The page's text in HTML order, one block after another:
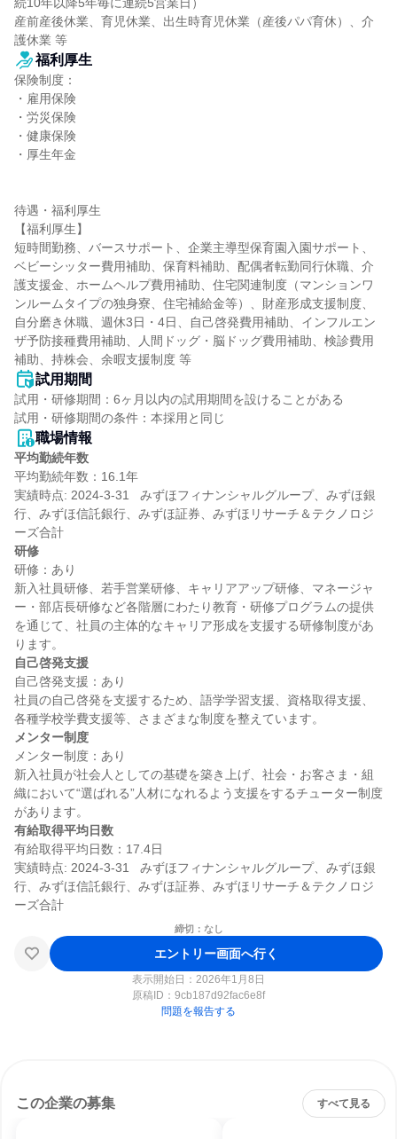
産前産後休業、育児休業、出生時育児休業（産後パパ育休）、介
護休業 等
福利厚生
保険制度：
・雇用保険
・労災保険
・健康保険
・厚生年金
待遇・福利厚生
【福利厚生】
短時間勤務、バースサポート、企業主導型保育園入園サポート、
ベビーシッター費用補助、保育料補助、配偶者転勤同行休職、介
護支援金、ホームヘルプ費用補助、住宅関連制度（マンションワ
ンルームタイプの独身寮、住宅補給金等）、財産形成支援制度、
自分磨き休職、週休3日・4日、自己啓発費用補助、インフルエン
ザ予防接種費用補助、人間ドッグ・脳ドッグ費用補助、検診費用
補助、持株会、余暇支援制度 等
試用期間
試用・研修期間：6ヶ月以内の試用期間を設けることがある
職場情報
平均勤続年数
平均勤続年数：16.1年
実績時点: 2024-3-31   みずほフィナンシャルグループ、みずほ銀
行、みずほ信託銀行、みずほ証券、みずほリサーチ＆テクノロジ
研修
研修：あり
新入社員研修、若手営業研修、キャリアアップ研修、マネージャ
ー・部店長研修など各階層にわたり教育・研修プログラムの提供
を通じて、社員の主体的なキャリア形成を支援する研修制度があ
自己啓発支援
自己啓発支援：あり
社員の自己啓発を支援するため、語学学習支援、資格取得支援、
メンター制度
メンター制度：あり
新入社員が社会人としての基礎を築き上げ、社会・お客さま・組
織において“選ばれる”人材になれるよう支援をするチューター制度
有給取得平均日数
有給取得平均日数：17.4日
実績時点: 2024-3-31   みずほフィナンシャルグループ、みずほ銀
行、みずほ信託銀行、みずほ証券、みずほリサーチ＆テクノロジ
締切：なし
エントリー画面へ行く
表示開始日：2026年1月8日
原稿ID： 9cb187d92fac6e8f
問題を報告する
この企業の募集 すべて見る